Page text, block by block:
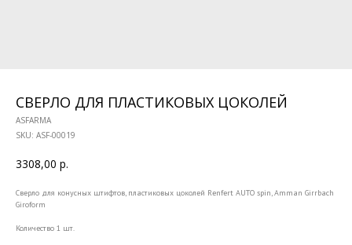
СВЕРЛО ДЛЯ ПЛАСТИКОВЫХ ЦОКОЛЕЙ
ASFARMA
SKU: ASF-00019
3308,00 р.
Сверло для конусных штифтов, пластиковых цоколей Renfert AUTO spin, Amman Girrbach
Giroform
Количество 1 шт.